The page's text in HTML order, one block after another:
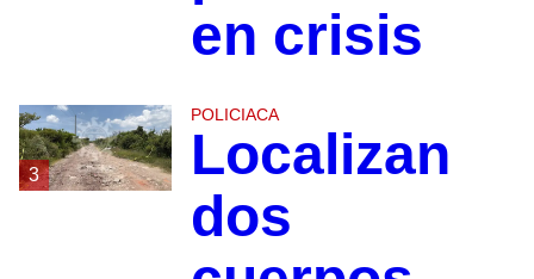
en crisis
3
POLICIACA
Localizan
dos